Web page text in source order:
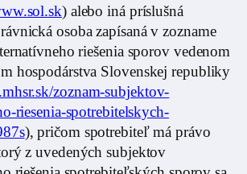
) alebo iná príslušná
osoba zapísaná v zozname
riešenia sporov vedenom
hospodárstva Slovenskej republiky
zoznam-subjektov-
riesenia-spotrebitelskych-
), pričom spotrebiteľ má právo
z uvedených subjektov